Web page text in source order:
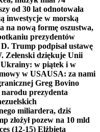
od 30 lat odnotowała
inwestycje w morską
na nową formę oszustwa,
prezydentów
Trump podpisał ustawę
Zełenski dziękuje Unii
w piątek i w
w USAUSA: za nami
Greg Bovino
prezydenta
miliardera, dziś
złożył pozew na 10 mld
(12-15) Elżbieta